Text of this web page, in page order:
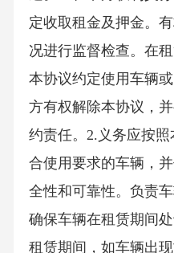
定收取租金及押金。
况进行监督检查。在
本协议约定使用车辆
方有权解除本协议，
约责任。2.义务应按
合使用要求的车辆，
全性和可靠性。负责
确保车辆在租赁期间
租赁期间，如车辆出